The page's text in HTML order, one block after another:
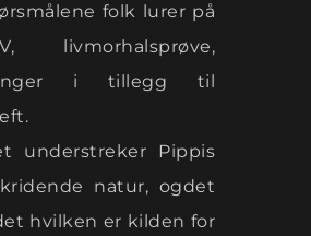
folk lurer på
livmorhalsprøve,
i tillegg til
understreker Pippis
natur, ogdet
hvilken er kilden for